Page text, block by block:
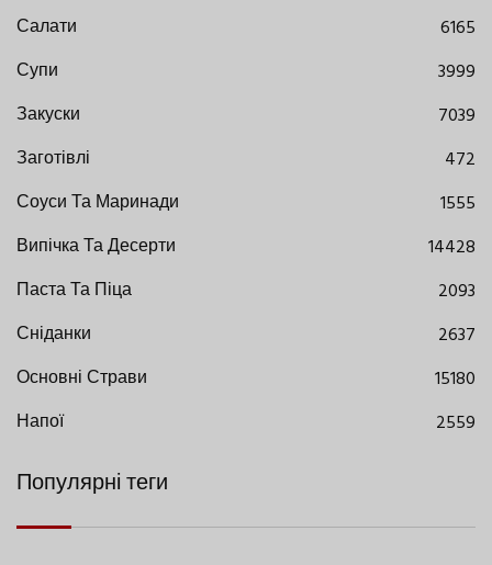
Салати
6165
Супи
3999
Закуски
7039
Заготівлі
472
Соуси Та Маринади
1555
Випічка Та Десерти
14428
Паста Та Піца
2093
Сніданки
2637
Основні Страви
15180
Напої
2559
Популярні теги